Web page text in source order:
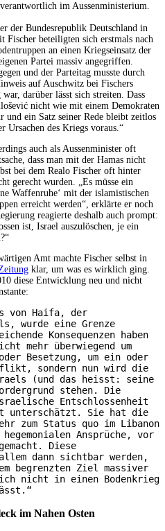
im Aussenministerium.
der Bundesrepublik Deutschland in
beteiligten sich erstmals nach
an einen Kriegseinsatz der
Partei massiv angegriffen.
und der Parteitag musste durch
auf Auschwitz bei Fischers
darüber lässt sich streiten. Dass
nicht wie mit einem Demokraten
und ein Satz seiner Rede bleibt zeitlos
Ursachen des Kriegs voraus.“
auch als Aussenminister oft
dass man mit der Hamas nicht
bei dem Realo Fischer oft hinter
gerecht wurden. „Es müsse ein
Waffenruhe‘ mit der islamistischen
erreicht werden“, erklärte er noch
reagierte deshalb auch prompt:
ist, Israel auszulöschen, je ein
Amt machte Fischer selbst in
klar, um was es wirklich ging.
diese Entwicklung neu und nicht
von Haifa, der
wurde eine Grenze
Konsequenzen haben
mehr überwiegend um
Besetzung, um ein oder
sondern nun wird die
(und das heisst: seine
stehen. Die
Entschlossenheit
unterschätzt. Sie hat die
zum Status quo im Libanon
Ansprüche, vor
Diese
dann sichtbar werden,
begrenzten Ziel massiver
nicht in einen Bodenkrieg
im Nahen Osten